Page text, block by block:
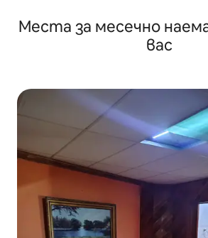
Места за месечно
вас